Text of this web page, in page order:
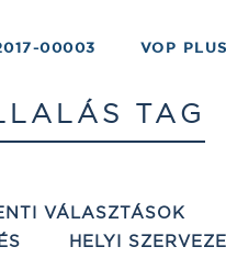
00003 VOP
TAG
VÁLASZTÁSOK
HELYI